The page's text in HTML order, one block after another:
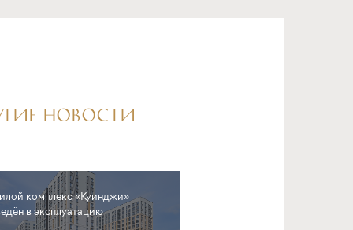
НОВОСТИ
комплекс «Куинджи»
в эксплуатацию